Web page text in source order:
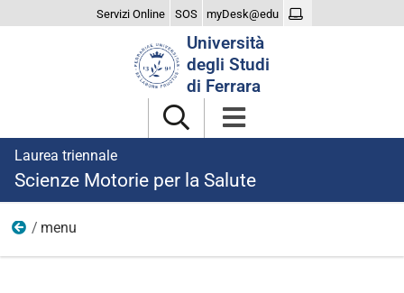
Servizi Online SOS myDesk@edu
Università
degli Studi
di Ferrara
Laurea triennale
Scienze Motorie per la Salute
Home
menu